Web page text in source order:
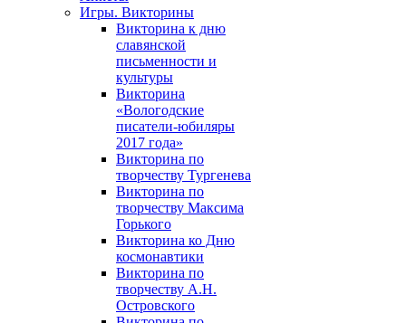
Игры. Викторины
Викторина к дню
славянской
письменности и
культуры
Викторина
«Вологодские
писатели-юбиляры
2017 года»
Викторина по
творчеству Тургенева
Викторина по
творчеству Максима
Горького
Викторина ко Дню
космонавтики
Викторина по
творчеству А.Н.
Островского